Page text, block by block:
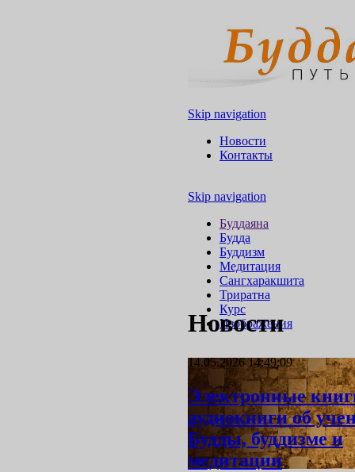
Skip navigation
Новости
Контакты
Skip navigation
Буддаяна
Будда
Буддизм
Медитация
Сангхаракшита
Триратна
Курс
Изображения
Новости
14.05.2026 14:49:09
Электронные
аудиокниги об
Будды, буддизме и
медитации